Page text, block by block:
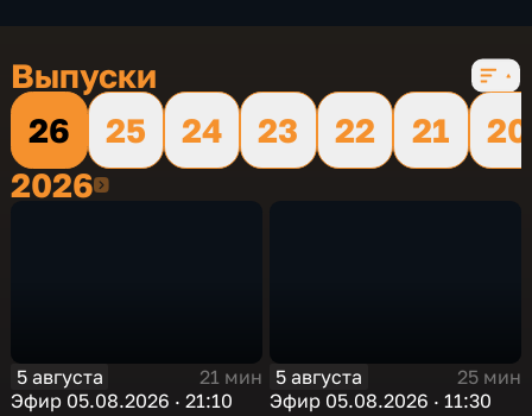
Выпуски
26
25 24 23 22 21
20
20262026
5 августа
21 мин
Эфир 05.08.2026 · 21:10
5 августа
25 мин
Эфир 05.08.2026 · 11:30